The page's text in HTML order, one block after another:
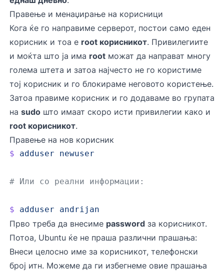
Правење и менаџирање на корисници
Кога ќе го направиме серверот, постои само еден
корисник и тоа е root корисникот. Привилегиите
и моќта што ја има rootможат да направат многу
голема штета и затоа најчесто не го користиме
тој корисник и го блокираме неговото користење.
Затоа правиме корисник и го додаваме во групата
на sudoшто имаат скоро исти привилегии како и
root корисникот.
Правење на нов корисник
$ adduser newuser
# Или со реални информации:
$ adduser andrijan
Прво треба да внесиме passwordза корисникот.
Потоа, Ubuntu ќе не праша различни прашања:
Внеси целосно име за корисникот, телефонски
број итн. Можеме да ги избегнеме овие прашања